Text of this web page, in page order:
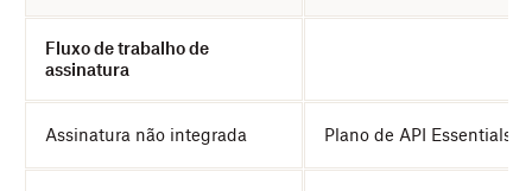
Fluxo de trabalho de
assinatura
Assinatura não integrada Plano de API Essentials